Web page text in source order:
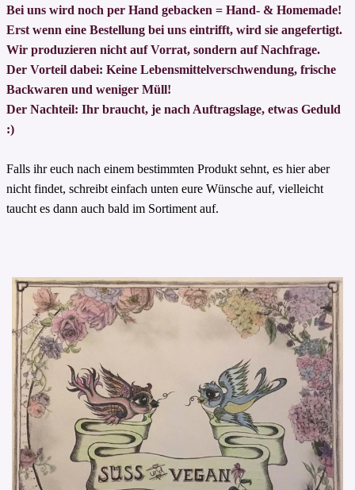
Bei uns wird noch per Hand gebacken = Hand- & Homemade!
Erst wenn eine Bestellung bei uns eintrifft, wird sie angefertigt.
Wir produzieren nicht auf Vorrat, sondern auf Nachfrage.
Der Vorteil dabei: Keine Lebensmittelverschwendung, frische
Backwaren und weniger Müll!
Der Nachteil: Ihr braucht, je nach Auftragslage, etwas Geduld
:)
Falls ihr euch nach einem bestimmten Produkt sehnt, es hier aber
nicht findet, schreibt einfach unten eure Wünsche auf, vielleicht
taucht es dann auch bald im Sortiment auf.